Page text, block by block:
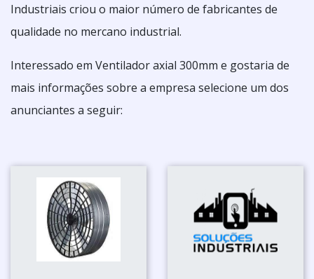
Industriais criou o maior número de fabricantes de
qualidade no mercano industrial.
Interessado em Ventilador axial 300mm e gostaria de
mais informações sobre a empresa selecione um dos
anunciantes a seguir: